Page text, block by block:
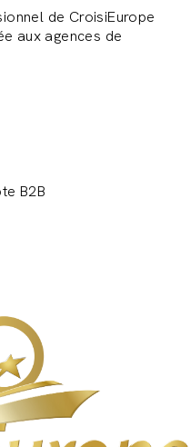
de CroisiEurope
aux agences de
B2B